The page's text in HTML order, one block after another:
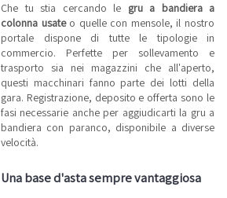
Che tu stia cercando le gru a bandiera a
colonna usateo quelle con mensole, il nostro
portale dispone di tutte le tipologie in
commercio. Perfette per sollevamento e
trasporto sia nei magazzini che all'aperto,
questi macchinari fanno parte dei lotti della
gara. Registrazione, deposito e offerta sono le
fasi necessarie anche per aggiudicarti la gru a
bandiera con paranco, disponibile a diverse
velocità.
Una base d'asta sempre vantaggiosa